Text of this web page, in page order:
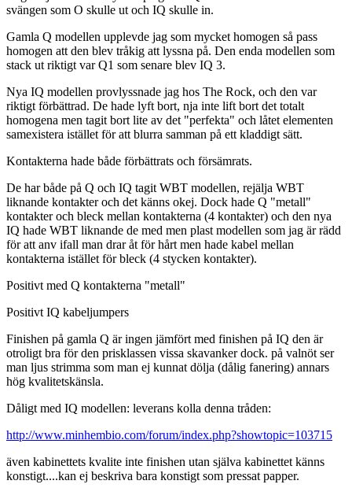
svängen som O skulle ut och IQ skulle in.
Gamla Q modellen upplevde jag som mycket homogen så pass
homogen att den blev tråkig att lyssna på. Den enda modellen som
stack ut riktigt var Q1 som senare blev IQ 3.
Nya IQ modellen provlyssnade jag hos The Rock, och den var
riktigt förbättrad. De hade lyft bort, nja inte lift bort det totalt
homogena men tagit bort lite av det "perfekta" och låtet elementen
samexistera istället för att blurra samman på ett kladdigt sätt.
Kontakterna hade både förbättrats och försämrats.
De har både på Q och IQ tagit WBT modellen, rejälja WBT
liknande kontakter och det känns okej. Dock hade Q "metall"
kontakter och bleck mellan kontakterna (4 kontakter) och den nya
IQ hade WBT liknande de med men plast modellen som jag är rädd
för att anv ifall man drar åt för hårt men hade kabel mellan
kontakterna istället för bleck (4 stycken kontakter).
Positivt med Q kontakterna "metall"
Positivt IQ kabeljumpers
Finishen på gamla Q är ingen jämfört med finishen på IQ den är
otroligt bra för den prisklassen vissa skavanker dock. på valnöt ser
man ljus strimma som man ej kunnat dölja (dålig fanering) annars
hög kvalitetskänsla.
Dåligt med IQ modellen: leverans kolla denna tråden:
http://www.minhembio.com/forum/index.php?showtopic=103715
även kabinettets kvalite inte finishen utan själva kabinettet känns
konstigt....kan ej beskriva bara konstigt som pressat papper.